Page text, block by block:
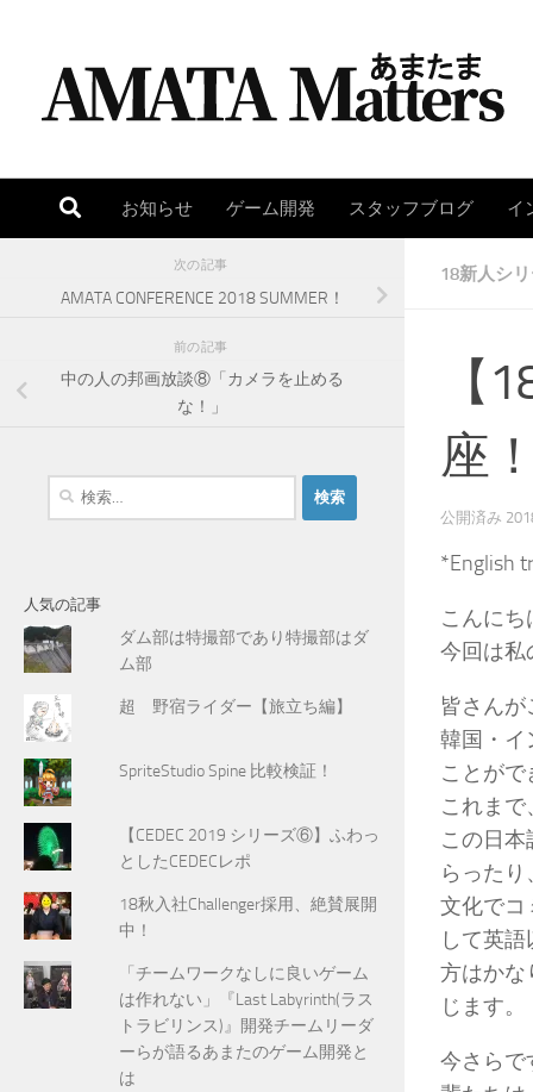
お知らせ ゲーム開発 スタッフブログ イ
18新人シ
【
座
公開済み
*English
こんにち
今回は私
皆さん
韓国・イ
ことが
これま
この日
らった
文化でコ
して英
方はかな
じます。
今さらで
次の記事
AMATA CONFERENCE 2018 SUMMER！
前の記事
中の人の邦画放談⑧「カメラを止める
な！」
人気の記事
ダム部は特撮部であり特撮部はダ
ム部
超 野宿ライダー【旅立ち編】
SpriteStudio Spine 比較検証！
【CEDEC 2019 シリーズ⑥】ふわっ
としたCEDECレポ
18秋入社Challenger採用、絶賛展開
中！
「チームワークなしに良いゲーム
は作れない」『Last Labyrinth(ラス
トラビリンス)』開発チームリーダ
ーらが語るあまたのゲーム開発と
は